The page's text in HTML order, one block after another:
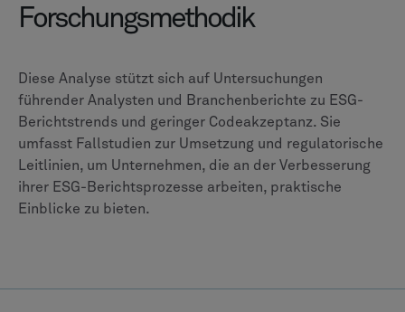
Forschungsmethodik
Diese Analyse stützt sich auf Untersuchungen
führender Analysten und Branchenberichte zu ESG-
Berichtstrends und geringer Codeakzeptanz. Sie
umfasst Fallstudien zur Umsetzung und regulatorische
Leitlinien, um Unternehmen, die an der Verbesserung
ihrer ESG-Berichtsprozesse arbeiten, praktische
Einblicke zu bieten.